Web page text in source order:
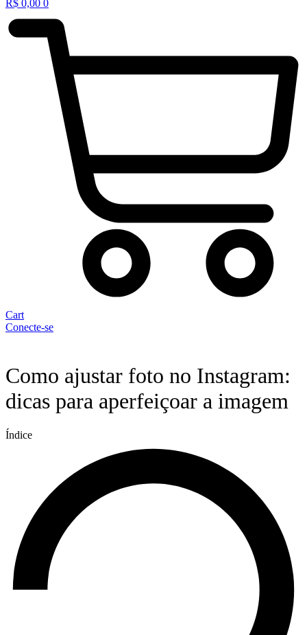
R$ 0,00 0
Cart
Conecte-se
Como ajustar foto no Instagram:
dicas para aperfeiçoar a imagem
Índice